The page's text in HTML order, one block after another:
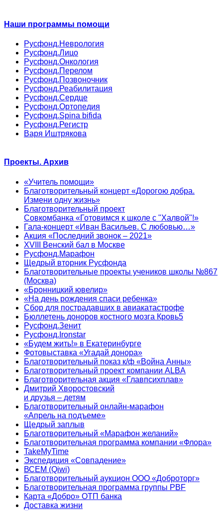
Наши программы помощи
Русфонд.Неврология
Русфонд.Лицо
Русфонд.Онкология
Русфонд.Перелом
Русфонд.Позвоночник
Русфонд.Реабилитация
Русфонд.Сердце
Русфонд.Ортопедия
Русфонд.Spina bifida
Русфонд.Регистр
Варя Иштрякова
Проекты. Архив
«Учитель помощи»
Благотворительный концерт «Дорогою добра.
Измени одну жизнь»
Благотворительный проект
Совкомбанка «Готовимся к школе с "Халвой"!»
Гала-концерт «Иван Васильев. С любовью…»
Акция «Последний звонок – 2021»
XVIII Венский бал в Москве
Русфонд.Марафон
Щедрый вторник Русфонда
Благотворительные проекты учеников школы №867
(Москва)
«Бронницкий ювелир»
«На день рождения спаси ребенка»
Сбор для пострадавших в авиакатастрофе
Бюллетень доноров костного мозга Кровь5
Русфонд.Зенит
Русфонд.Ironstar
«Будем жить!» в Екатеринбурге
Фотовыставка «Угадай донора»
Благотворительный показ к/ф «Война Анны»
Благотворительный проект компании ALBA
Благотворительная акция «Главпсихплав»
Дмитрий Хворостовский
и друзья – детям
Благотворительный онлайн‑марафон
«Апрель на подъеме»
Щедрый заплыв
Благотворительный «Марафон желаний»
Благотворительная программа компании «Флора»
TakeMyTime
Экспедиция «Совпадение»
ВСЕМ (Qiwi)
Благотворительный аукцион ООО «Доброторг»
Благотворительная программа группы PBF
Карта «Добро» ОТП банка
Доставка жизни